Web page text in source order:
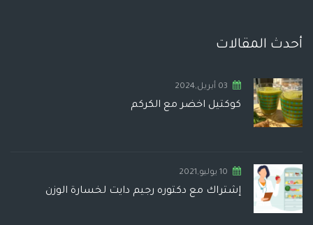
أحدث المقالات
03 أبريل,2024
كوكتيل اخضر مع الكركم
10 يوليو,2021
إشتراك مع دكتوره رجيم دايت لخسارة الوزن